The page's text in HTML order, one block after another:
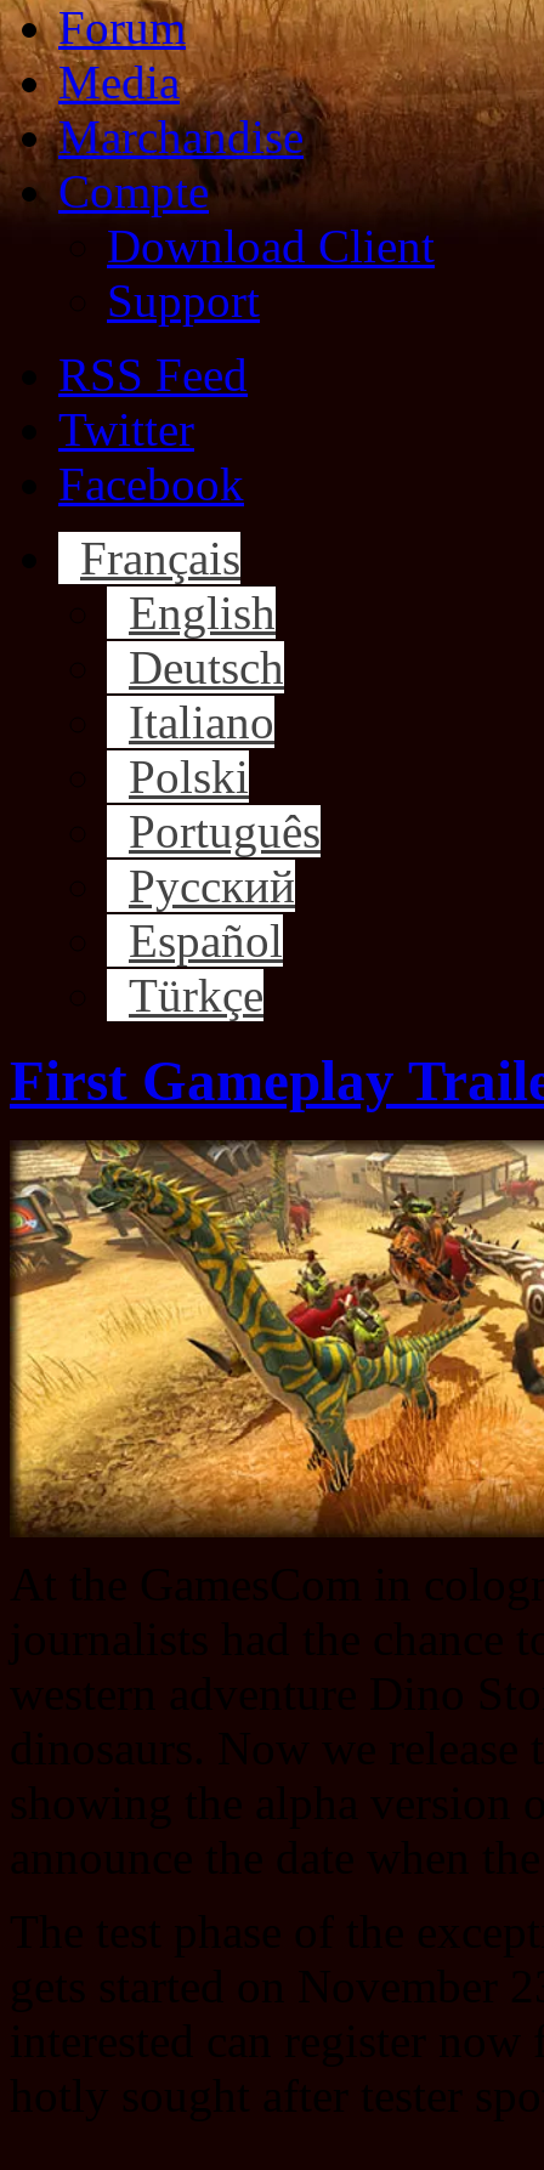
Forum
Media
Marchandise
Compte
Download Client
Support
RSS Feed
Twitter
Facebook
Français
English
Deutsch
Italiano
Polski
Português
Русский
Español
Türkçe
First Gameplay